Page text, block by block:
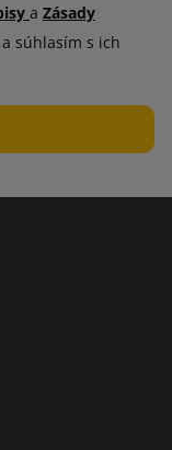
a Zásady
súhlasím s ich